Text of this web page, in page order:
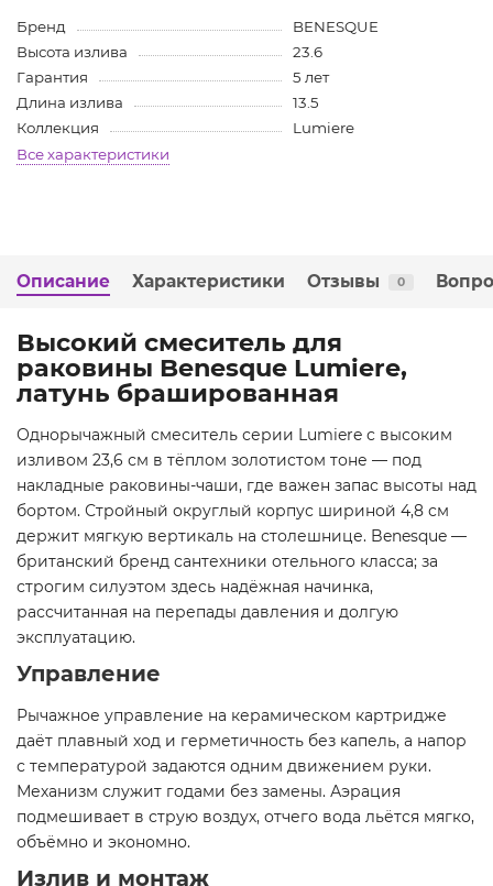
Бренд
BENESQUE
Высота излива
23.6
Гарантия
5 лет
Длина излива
13.5
Коллекция
Lumiere
Все характеристики
Описание Характеристики Отзывы 0
Высокий смеситель для
раковины Benesque Lumiere,
латунь брашированная
Однорычажный смеситель серии Lumiere с высоким
изливом 23,6 см в тёплом золотистом тоне — под
накладные раковины-чаши, где важен запас высоты над
бортом. Стройный округлый корпус шириной 4,8 см
держит мягкую вертикаль на столешнице. Benesque —
британский бренд сантехники отельного класса; за
строгим силуэтом здесь надёжная начинка,
рассчитанная на перепады давления и долгую
эксплуатацию.
Управление
Рычажное управление на керамическом картридже
даёт плавный ход и герметичность без капель, а напор
с температурой задаются одним движением руки.
Механизм служит годами без замены. Аэрация
подмешивает в струю воздух, отчего вода льётся мягко,
объёмно и экономно.
Излив и монтаж